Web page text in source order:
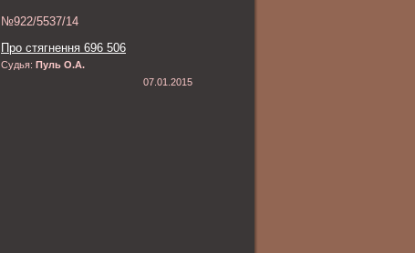
№922/5537/14
Про стягнення 696 506
Судья: Пуль О.А.
07.01.2015